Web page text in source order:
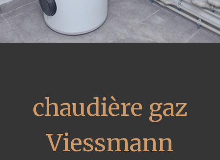
chaudière gaz
Viessmann